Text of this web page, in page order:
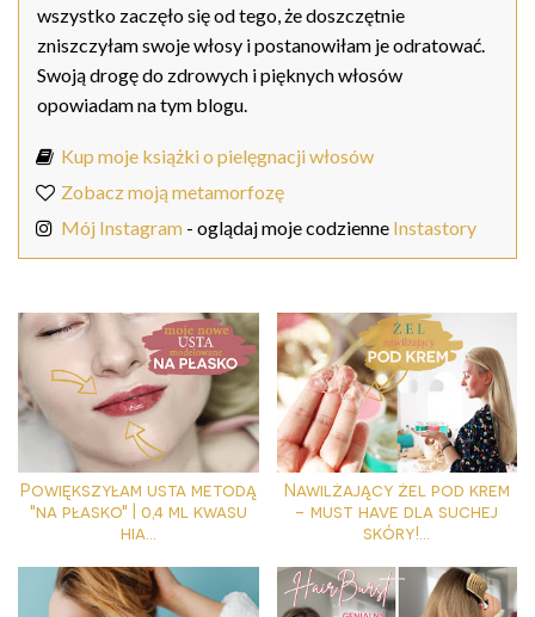
wszystko zaczęło się od tego, że doszczętnie
zniszczyłam swoje włosy i postanowiłam je odratować.
Swoją drogę do zdrowych i pięknych włosów
opowiadam na tym blogu.
Kup moje książki o pielęgnacji włosów
Zobacz moją metamorfozę
Mój Instagram - oglądaj moje codzienne Instastory
Powiększyłam usta metodą
"na płasko" | 0,4 ml kwasu
hia...
Nawilżający żel pod krem
- must have dla suchej
skóry!...